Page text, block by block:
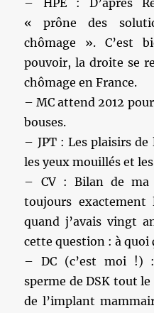
– HPE : D’après
« prône des
chômage ». C’est
pouvoir, la droite se
chômage en France.
– MC attend 2012
bouses.
– JPT : Les plaisirs
les yeux mouillés et
– CV : Bilan de ma
toujours exactement
quand j’avais vingt
cette question : à quoi
– DC (c’est moi !)
sperme de DSK tout
de l’implant